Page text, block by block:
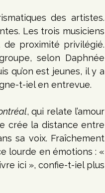
des artistes.
Les trois musiciens
proximité privilégié.
selon Daphnée
qu’on est jeunes, il y a
t-iel en entrevue.
, qui relate l’amour
crée la distance entre
lourde en émotions : «
ici », confie-t-iel plus